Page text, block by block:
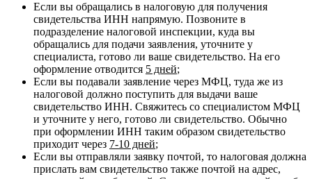
Если вы обращались в налоговую для получения
свидетельства ИНН напрямую. Позвоните в
подразделение налоговой инспекции, куда вы
обращались для подачи заявления, уточните у
специалиста, готово ли ваше свидетельство. На его
оформление отводится 5 дней;
Если вы подавали заявление через МФЦ, туда же из
налоговой должно поступить для выдачи ваше
свидетельство ИНН. Свяжитесь со специалистом МФЦ
и уточните у него, готово ли свидетельство. Обычно
при оформлении ИНН таким образом свидетельство
приходит через 7-10 дней;
Если вы отправляли заявку почтой, то налоговая должна
прислать вам свидетельство также почтой на адрес,